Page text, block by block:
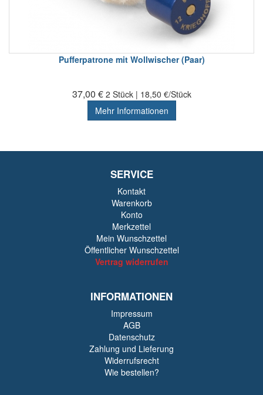
Pufferpatrone mit Wollwischer (Paar)
37,00 € 2 Stück | 18,50 €/Stück
Mehr Informationen
SERVICE
Kontakt
Warenkorb
Konto
Merkzettel
Mein Wunschzettel
Öffentlicher Wunschzettel
Vertrag widerrufen
INFORMATIONEN
Impressum
AGB
Datenschutz
Zahlung und Lieferung
Widerrufsrecht
Wie bestellen?